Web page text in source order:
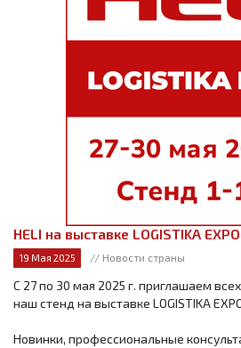
HELI на выставке LOGISTIKA
19 Мая 2025 // Новости страны
С 27 по 30 мая 2025 г. приглашаем
наш стенд на выставке LOGISTIKA
Новинки, профессиональные